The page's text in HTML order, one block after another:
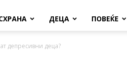
ДЕЦА ПОВЕЌЕ
депресивни деца?